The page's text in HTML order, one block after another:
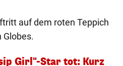
auf dem roten Teppich
Globes.
Girl"-Star tot: Kurz